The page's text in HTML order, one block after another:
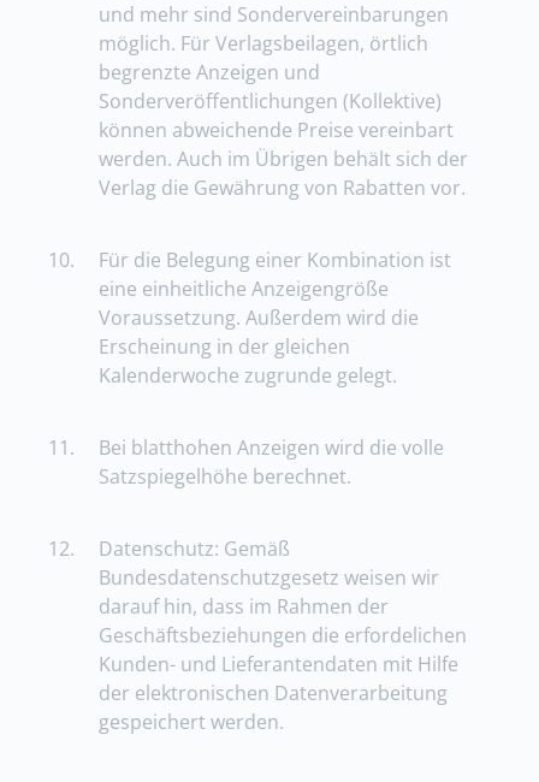
und mehr sind Sondervereinbarungen
möglich. Für Verlagsbeilagen, örtlich
begrenzte Anzeigen und
Sonderveröffentlichungen (Kollektive)
können abweichende Preise vereinbart
werden. Auch im Übrigen behält sich der
Verlag die Gewährung von Rabatten vor.
10.
Für die Belegung einer Kombination ist
eine einheitliche Anzeigengröße
Voraussetzung. Außerdem wird die
Erscheinung in der gleichen
Kalenderwoche zugrunde gelegt.
11.
Bei blatthohen Anzeigen wird die volle
Satzspiegelhöhe berechnet.
12.
Datenschutz: Gemäß
Bundesdatenschutzgesetz weisen wir
darauf hin, dass im Rahmen der
Geschäftsbeziehungen die erfordelichen
Kunden- und Lieferantendaten mit Hilfe
der elektronischen Datenverarbeitung
gespeichert werden.